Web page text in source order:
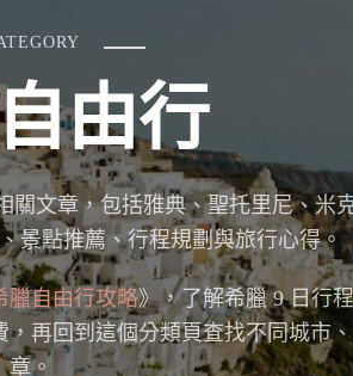
由行
關文章，包括雅典、聖托里尼、米
景點推薦、行程規劃與旅行心得。
臘自由行攻略》，了解希臘 9 日行
再回到這個分類頁查找不同城市
章。